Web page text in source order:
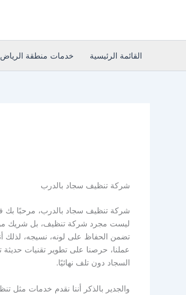
القائمة الرئيسية خدمات منطقة الرياض
شركة تنظيف سجاد بالدرب
شركة تنظيف سجاد بالدرب، مرحبًا بك في
ليست مجرد شركة تنظيف، بل شريك
تضمن الحفاظ على لونه، نسيجه، لذلك
عملنا، حرصنا على تطوير تقنيات
السجاد دون تلف نهائيًا.
والجدير بالذكر أننا نقدم خدمات مثل